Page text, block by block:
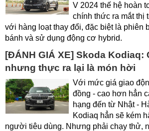
V 2024 thế hệ hoàn
chính thức ra mắt thị
với hàng loạt thay đổi, đặc biệt là phiên
bánh và sử dụng động cơ hybrid.
[ĐÁNH GIÁ XE] Skoda Kodiaq:
nhưng thực ra lại là món hời
Với mức giá giao
đồng - cao hơn hẳn
hạng đến từ Nhật -
Kodiaq hẳn sẽ kém
người tiêu dùng. Nhưng phải chạy thử,